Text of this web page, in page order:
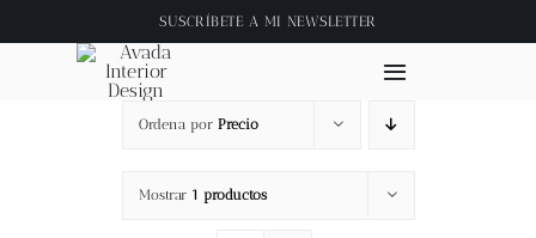
al
contenido
SUSCRÍBETE A MI NEWSLETTER
Toggle
Navigation
Ordena por Precio
Mostrar 1 productos